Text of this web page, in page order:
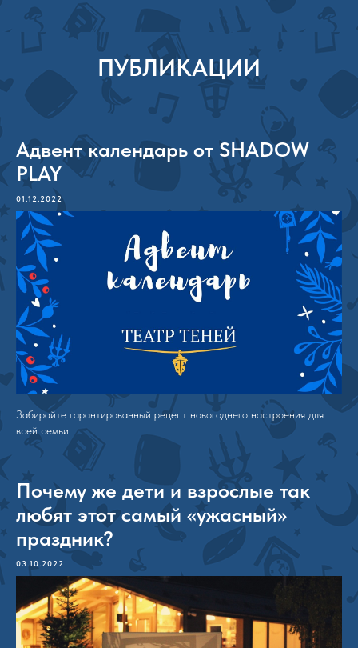
ПУБЛИКАЦИИ
Адвент календарь от SHADOW
PLAY
01.12.2022
Забирайте гарантированный рецепт новогоднего настроения для
всей семьи!
Почему же дети и взрослые так
любят этот самый «ужасный»
праздник?
03.10.2022